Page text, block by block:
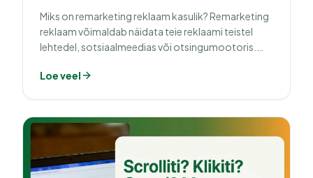
Miks on remarketing reklaam kasulik? Remarketing
reklaam võimaldab näidata teie reklaami teistel
lehtedel, sotsiaalmeedias või otsingumootoris.
Loe veel